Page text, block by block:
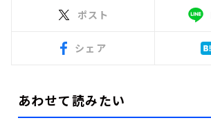
ポスト
シェア
あわせて読みたい